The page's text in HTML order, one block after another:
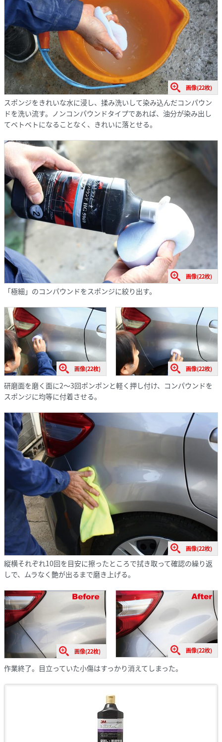
画像(22枚)
スポンジをきれいな水に浸し、揉み洗いして染み込んだコンパウン
ドを洗い流す。ノンコンパウンドタイプであれば、油分が染み出し
てベトベトになることなく、きれいに落とせる。
画像(22枚)
「極細」のコンパウンドをスポンジに絞り出す。
画像(22枚) 画像(22枚)
研磨面を磨く面に2〜3回ポンポンと軽く押し付け、コンパウンドを
スポンジに均等に付着させる。
画像(22枚)
縦横それぞれ10回を目安に擦ったところで拭き取って確認の繰り返
しで、ムラなく艶が出るまで磨き上げる。
画像(22枚) 画像(22枚)
作業終了。目立っていた小傷はすっかり消えてしまった。